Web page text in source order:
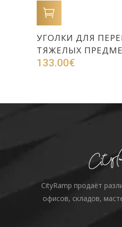
УГОЛКИ ДЛЯ
ТЯЖЕЛЫХ
133.00€
CityRamp продаёт
офисов, складов,